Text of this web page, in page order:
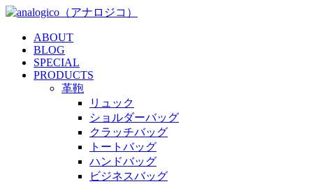
ABOUT
BLOG
SPECIAL
PRODUCTS
革鞄
リュック
ショルダーバッグ
クラッチバッグ
トートバッグ
ハンドバッグ
ビジネスバッグ